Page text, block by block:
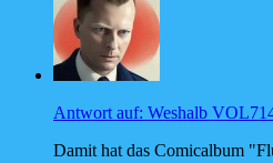
Antwort auf: Weshalb
Damit hat das Comicalbum